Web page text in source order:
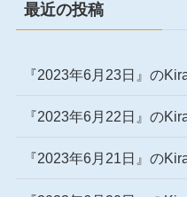
最近の投稿
『2023年6月23日』の
『2023年6月22日』の
『2023年6月21日』の